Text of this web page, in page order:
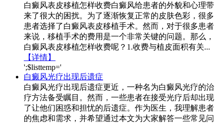
白癜风表皮移植怎样收费白癜风给患者的外貌和心理带
来了很大的困扰。为了逐渐恢复正常的皮肤色彩，很多
患者选择了白癜风表皮移植手术。然而，对于很多患者
来说，移植手术的费用是一个非常关键的问题。那么，
白癜风表皮移植怎样收费呢？1.收费与植皮面积有关...
【详情】
';$listtemp='
白癜风光疗出现后遗症
白癜风光疗出现后遗症更近，一种名为白癜风光疗的治
疗方法备受瞩目。然而，一些患者在接受光疗后却出现
了让他们困惑和担忧的后遗症。作为医生，我理解患者
的焦虑和需求，并希望通过本文为大家解答一些常见问